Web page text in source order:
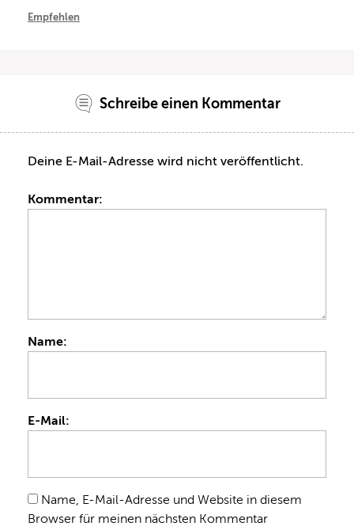
Empfehlen
Schreibe einen Kommentar
Deine E-Mail-Adresse wird nicht veröffentlicht.
Kommentar:
Name:
E-Mail:
Name, E-Mail-Adresse und Website in diesem
Browser für meinen nächsten Kommentar